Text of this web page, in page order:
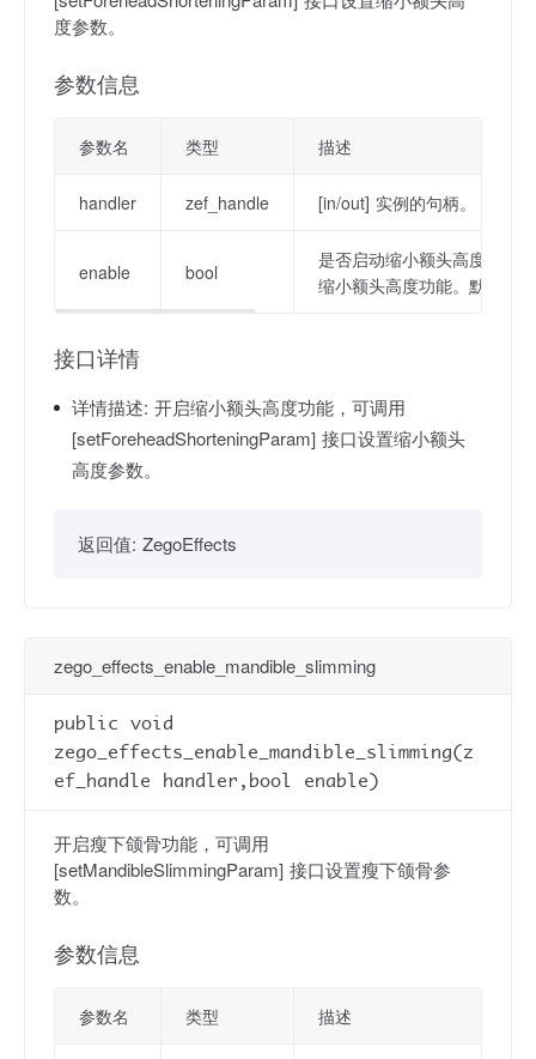
度参数。
参数信息
参数名 类型 描述
handler zef_handle [in/out] 实例的句柄。
enable bool
是否启动缩小额头高度功能
缩小额头高度功能。默认值
接口详情
详情描述: 开启缩小额头高度功能，可调用
[setForeheadShorteningParam] 接口设置缩小额头
高度参数。
返回值: ZegoEffects
zego_effects_enable_mandible_slimming
public void
zego_effects_enable_mandible_slimming(z
ef_handle handler,bool enable)
开启瘦下颌骨功能，可调用
[setMandibleSlimmingParam] 接口设置瘦下颌骨参
数。
参数信息
参数名 类型 描述